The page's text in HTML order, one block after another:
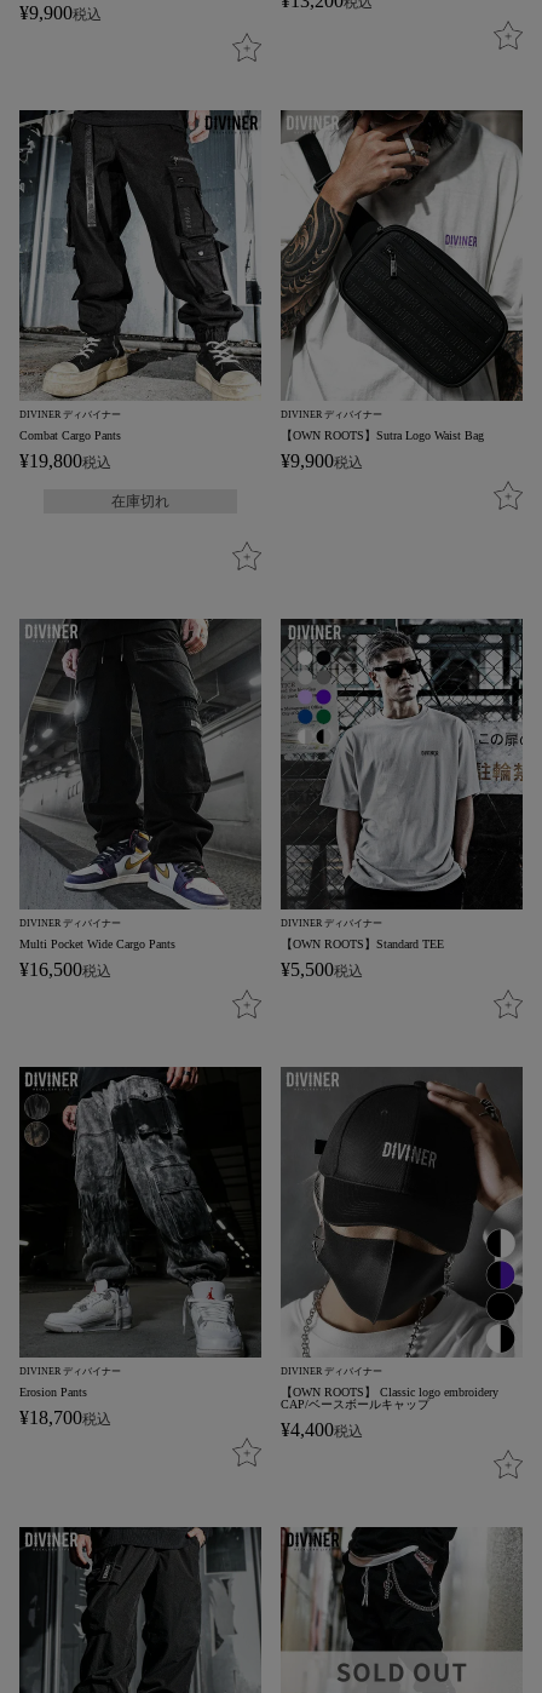
¥9,900税込
DIVINER ディバイナー
Combat Cargo Pants
¥19,800税込
在庫切れ
DIVINER ディバイナー
【OWN ROOTS】Sutra Logo Waist Bag
¥9,900税込
DIVINER ディバイナー
Multi Pocket Wide Cargo Pants
¥16,500税込
DIVINER ディバイナー
【OWN ROOTS】Standard TEE
¥5,500税込
DIVINER ディバイナー
Erosion Pants
¥18,700税込
DIVINER ディバイナー
【OWN ROOTS】 Classic logo embroidery
CAP/ベースボールキャップ
¥4,400税込